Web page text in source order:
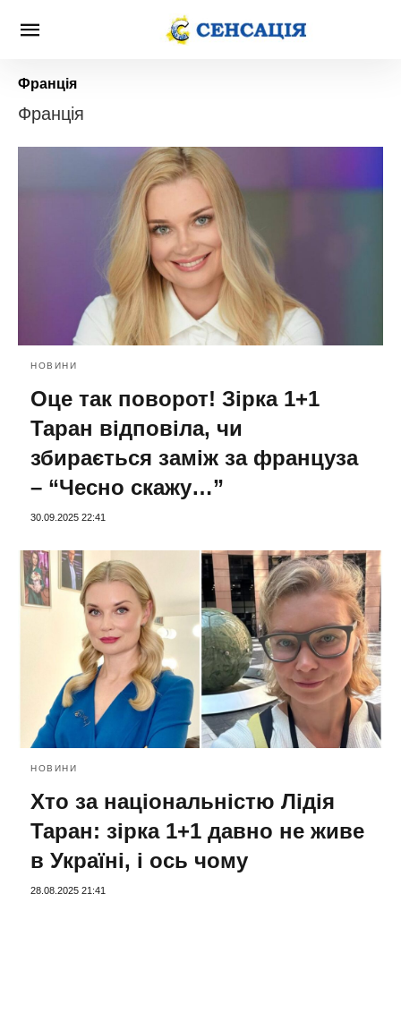
Франція
Франція
НОВИНИ
Оце так поворот! Зірка 1+1
Таран відповіла, чи
збирається заміж за француза
– “Чесно скажу…”
30.09.2025 22:41
НОВИНИ
Хто за національністю Лідія
Таран: зірка 1+1 давно не живе
в Україні, і ось чому
28.08.2025 21:41